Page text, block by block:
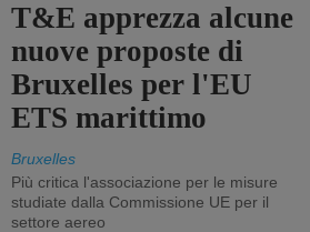
T&E apprezza alcune
nuove proposte di
Bruxelles per l'EU
ETS marittimo
Bruxelles
Più critica l'associazione per le misure
studiate dalla Commissione UE per il
settore aereo